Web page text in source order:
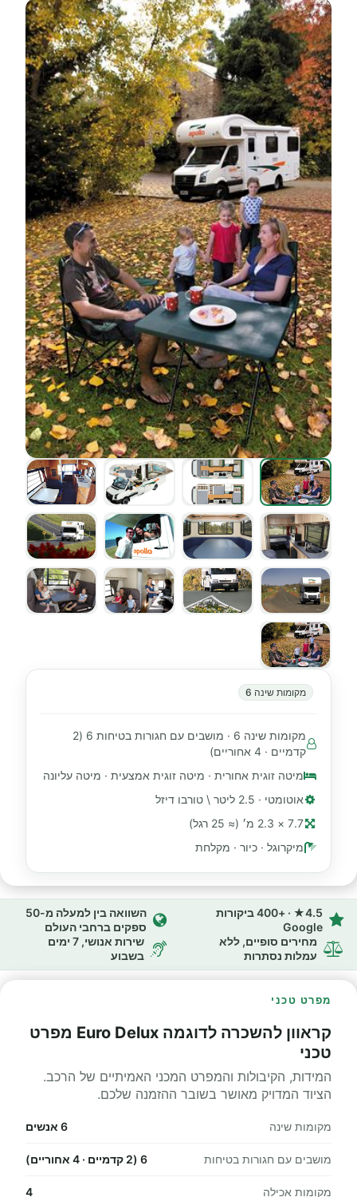
מקומות שינה 6
מקומות שינה 6 · מושבים עם חגורות בטיחות 6 (2
קדמיים · 4 אחוריים)
מיטה זוגית אחורית · מיטה זוגית אמצעית · מיטה עליונה
אוטומטי · 2.5 ליטר \ טורבו דיזל
7.7 × 2.3 מ׳ (≈ 25 רגל)
מיקרוגל · כיור · מקלחת
4.5★ · +400 ביקורות
Google
השוואה בין למעלה מ-50
ספקים ברחבי העולם
מחירים סופיים, ללא
עמלות נסתרות
שירות אנושי, 7 ימים
בשבוע
מפרט טכני
קראוון להשכרה לדוגמה Euro Delux מפרט
טכני
המידות, הקיבולות והמפרט המכני האמיתיים של הרכב.
הציוד המדויק מאושר בשובר ההזמנה שלכם.
מקומות שינה 6 אנשים
מושבים עם חגורות בטיחות 6 (2 קדמיים · 4 אחוריים)
מקומות אכילה 4